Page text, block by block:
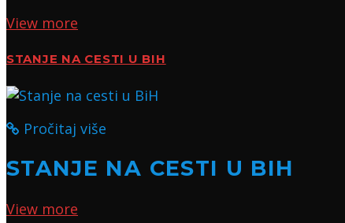
View more
STANJE NA CESTI U BIH
Pročitaj više
STANJE NA CESTI U BIH
View more